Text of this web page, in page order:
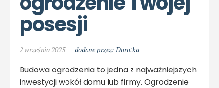
posesji
2 września 2025 dodane przez: Dorotka
Budowa ogrodzenia to jedna z najważniejszych
inwestycji wokół domu lub firmy. Ogrodzenie